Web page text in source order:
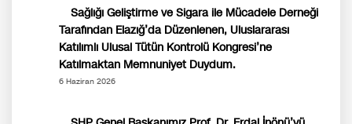
Sağlığı Geliştirme ve Sigara ile Mücadele Derneği
Tarafından Elazığ’da Düzenlenen, Uluslararası
Katılımlı Ulusal Tütün Kontrolü Kongresi’ne
Katılmaktan Memnuniyet Duydum.
6 Haziran 2026